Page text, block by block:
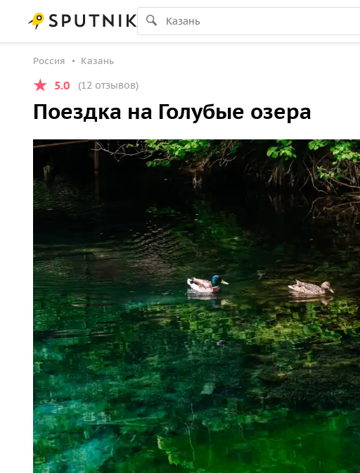
Россия Казань
5.0 (12 отзывов)
Поездка на Голубые озера